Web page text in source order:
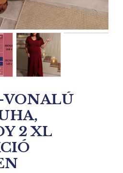
VONALÚ
2 XL